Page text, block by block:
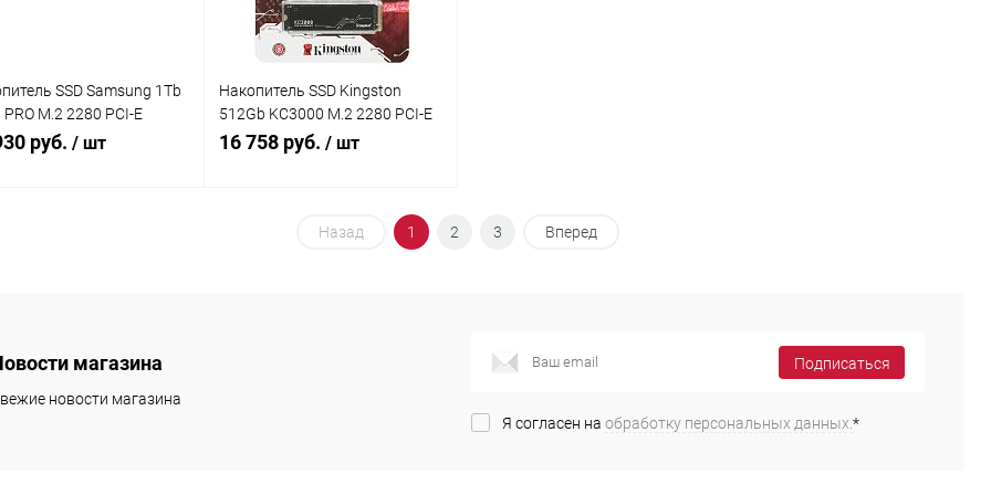
SSD Samsung 1Tb
M.2 2280 PCI-E
x4, NVMe, R/W
руб. / шт
Накопитель SSD Kingston
512Gb KC3000 M.2 2280 PCI-E
Gen4.0 x4, NVMe, M.2, R/W
16 758 руб. / шт
В корзину
Назад 1 2 3 Вперед
магазина
новости магазина
Подписаться
Я согласен на обработку персональных данных. *